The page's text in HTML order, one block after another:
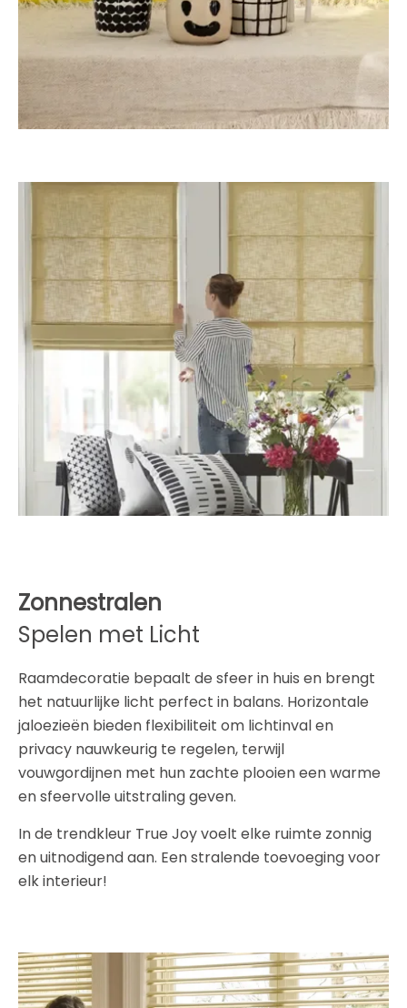
Zonnestralen
Spelen met Licht
Raamdecoratie bepaalt de sfeer in huis en brengt
het natuurlijke licht perfect in balans. Horizontale
jaloezieën bieden flexibiliteit om lichtinval en
privacy nauwkeurig te regelen, terwijl
vouwgordijnen met hun zachte plooien een warme
en sfeervolle uitstraling geven.
In de trendkleur True Joy voelt elke ruimte zonnig
en uitnodigend aan. Een stralende toevoeging voor
elk interieur!